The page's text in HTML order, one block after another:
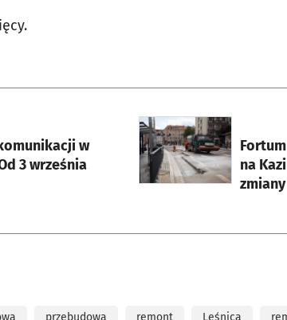
w
3 września
na
otworzy się w nowej